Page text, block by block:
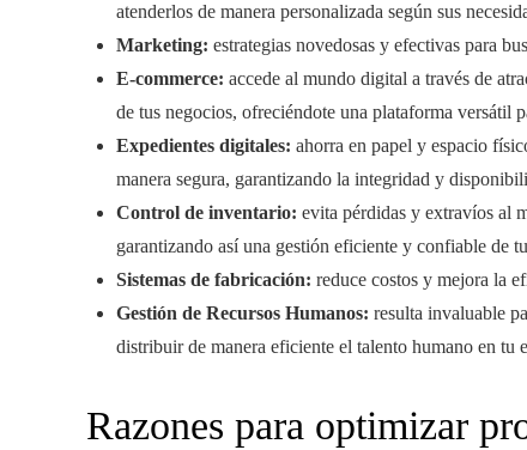
atenderlos de manera personalizada según sus
Marketing: estrategias novedosas y efectivas para
E-commerce: accede al mundo digital a través de
de tus negocios, ofreciéndote una plataforma versátil
Expedientes digitales: ahorra en papel y espacio
manera segura, garantizando la integridad y
Control de inventario: evita pérdidas y extravíos al
garantizando así una gestión eficiente y confiable de
Sistemas de fabricación: reduce costos y mejora la
Gestión de Recursos Humanos: resulta invaluable
distribuir de manera eficiente el talento humano en tu
Razones para optimizar